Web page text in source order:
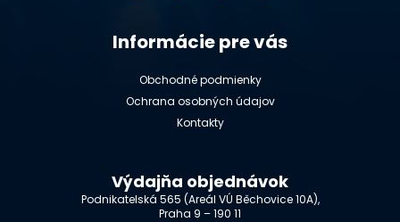
Informácie pre vás
Obchodné podmienky
Ochrana osobných údajov
Kontakty
Výdajňa objednávok
Podnikatelská 565 (Areál VÚ Běchovice 10A),
Praha 9 – 190 11